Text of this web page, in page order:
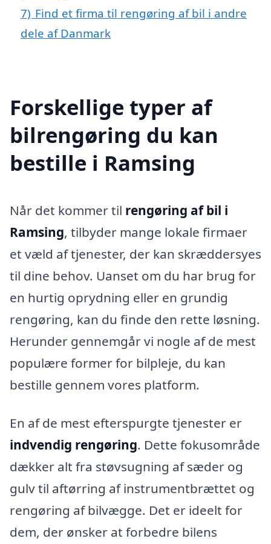
7) Find et firma til rengøring af bil i andre
dele af Danmark
Forskellige typer af
bilrengøring du kan
bestille i Ramsing
Når det kommer til rengøring af bil i
Ramsing, tilbyder mange lokale firmaer
et væld af tjenester, der kan skræddersyes
til dine behov. Uanset om du har brug for
en hurtig oprydning eller en grundig
rengøring, kan du finde den rette løsning.
Herunder gennemgår vi nogle af de mest
populære former for bilpleje, du kan
bestille gennem vores platform.
En af de mest efterspurgte tjenester er
indvendig rengøring. Dette fokusområde
dækker alt fra støvsugning af sæder og
gulv til aftørring af instrumentbrættet og
rengøring af bilvægge. Det er ideelt for
dem, der ønsker at forbedre bilens